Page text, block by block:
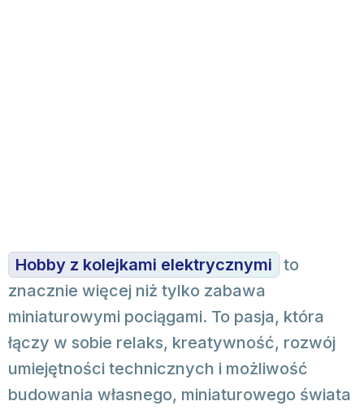
Hobby z kolejkami elektrycznymi
to
znacznie więcej niż tylko zabawa
miniaturowymi pociągami. To pasja, która
łączy w sobie relaks, kreatywność, rozwój
umiejętności technicznych i możliwość
budowania własnego, miniaturowego świata